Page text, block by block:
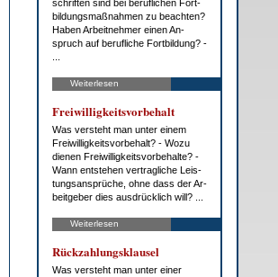
schrif­ten sind bei be­ruf­li­chen Fort­
bil­dungs­maß­nah­men zu be­ach­ten?
Ha­ben Ar­beit­neh­mer ei­nen An­
spruch auf be­ruf­li­che Fort­bil­dung? -
Weiterlesen
Frei­wil­lig­keits­vor­be­halt
Was ver­steht man un­ter ei­nem
Frei­wil­lig­keits­vor­be­halt? - Wo­zu
die­nen Frei­wil­lig­keits­vor­be­hal­te? -
Wann ent­ste­hen ver­trag­li­che Leis­
tungs­an­sprü­che, oh­ne dass der Ar­
beit­ge­ber dies aus­drück­lich will? ...
Weiterlesen
Rück­zah­lungs­klau­sel
Was ver­steht man un­ter ei­ner